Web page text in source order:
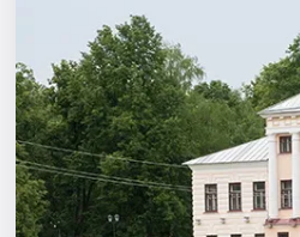
Квесты
Экскурсии
События